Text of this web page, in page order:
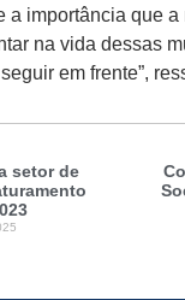
a importância que
na vida dessas
em frente”,
setor de